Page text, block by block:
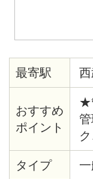
最寄駅
おすすめ
ポイント
★
タイプ